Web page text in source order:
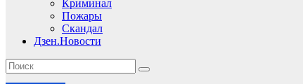
Криминал
Пожары
Скандал
Дзен.Новости